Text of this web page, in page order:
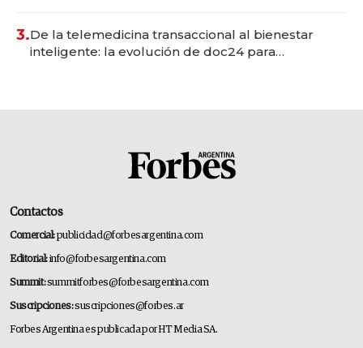
3.De la telemedicina transaccional al bienestar
inteligente: la evolución de doc24 para
Contactos
Comercial:publicidad@forbesargentina.com
Editorial:info@forbesargentina.com
Summit:summitforbes@forbesargentina.com
Suscripciones:suscripciones@forbes.ar
Forbes Argentina es publicada por HT Media SA.